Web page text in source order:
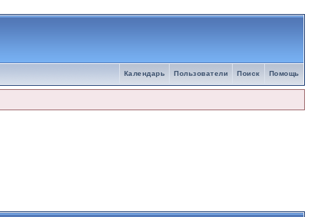
Помощь
Поиск
Пользователи
Календарь